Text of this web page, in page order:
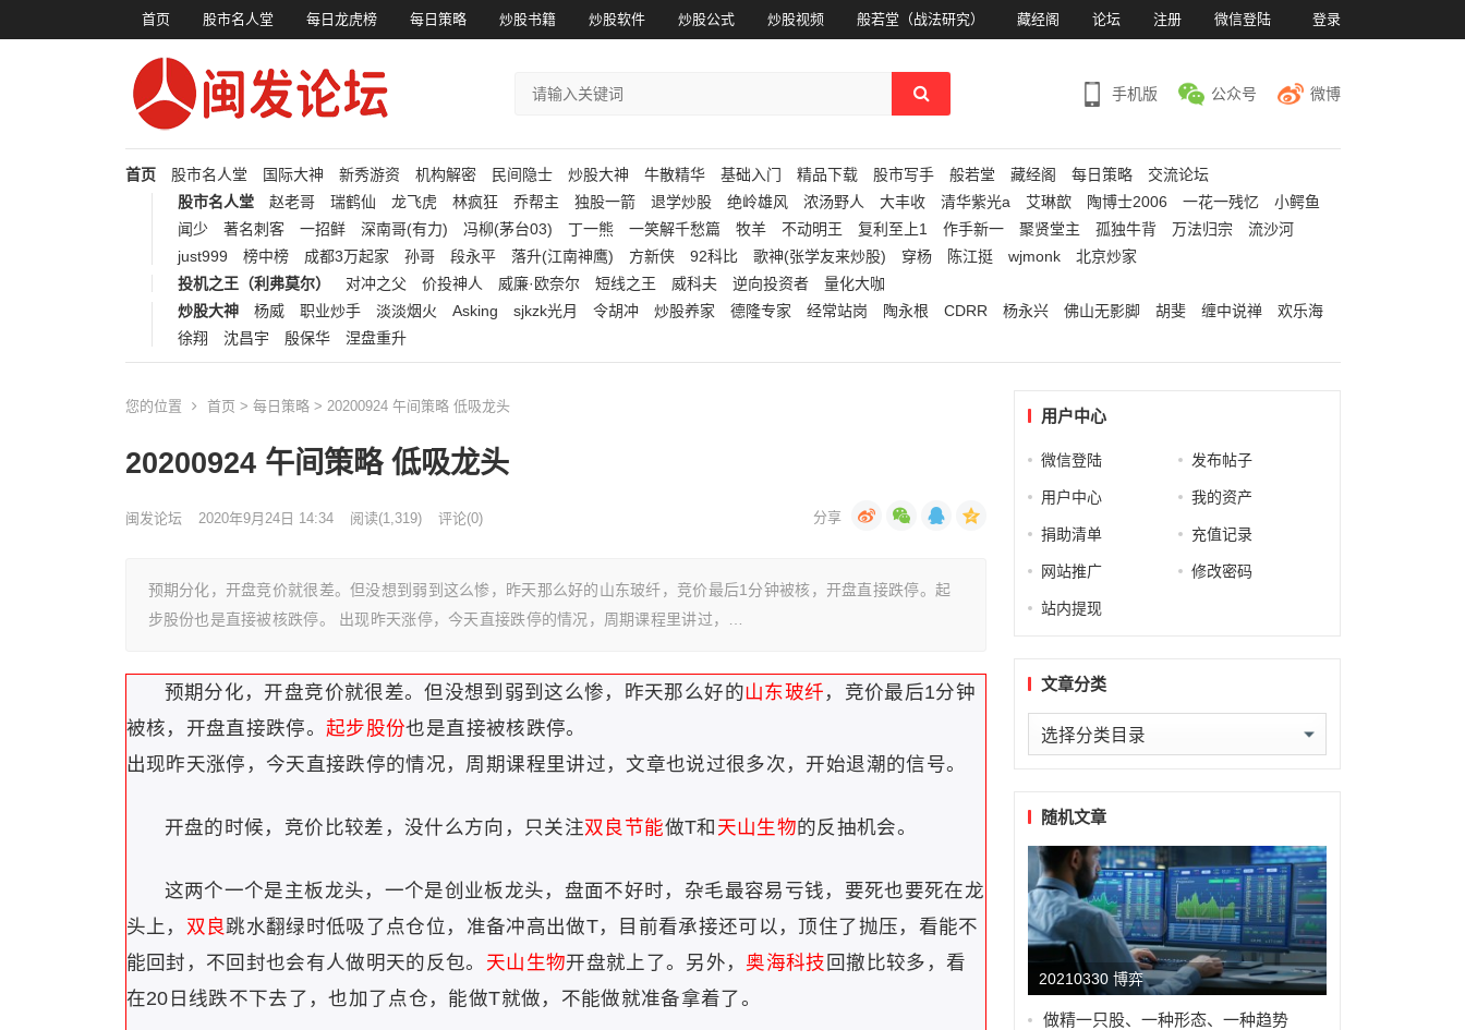
首页 股市名人堂 每日龙虎榜 每日策略 炒股书籍 炒股软件 炒股公式 炒股视频 般若堂（战法研究） 藏经阁 论坛 注册 微信登陆 登录
手机版 公众号 微博
首页 股市名人堂 国际大神 新秀游资 机构解密 民间隐士 炒股大神 牛散精华 基础入门 精品下载 股市写手 般若堂 藏经阁 每日策略
交流论坛
股市名人堂
赵老哥 瑞鹤仙 龙飞虎 林疯狂 乔帮主 独股一箭 退学炒股 绝岭雄风 浓汤野人 大丰收 清华紫光a 艾琳歆 陶博士2006 一花一残忆
小鳄鱼
闻少
著名刺客 一招鲜 深南哥(有力) 冯柳(茅台03) 丁一熊 一笑解千愁篇 牧羊 不动明王 复利至上1 作手新一 聚贤堂主 孤独牛背 万法归宗
流沙河
just999
榜中榜 成都3万起家 孙哥 段永平 落升(江南神鹰) 方新侠 92科比 歌神(张学友来炒股) 穿杨 陈江挺 wjmonk
北京炒家
投机之王（利弗莫尔）
对冲之父 价投神人 威廉·欧奈尔 短线之王 威科夫 逆向投资者
量化大咖
炒股大神
杨威 职业炒手 淡淡烟火 Asking sjkzk光月 令胡冲 炒股养家 德隆专家 经常站岗 陶永根 CDRR 杨永兴 佛山无影脚 胡斐 缠中说禅
欢乐海
徐翔
沈昌宇 殷保华 涅盘重升
您的位置 首页 > 每日策略 > 20200924 午间策略 低吸龙头
20200924 午间策略 低吸龙头
闽发论坛 2020年9月24日 14:34 阅读(1,319) 评论(0)
预期分化，开盘竞价就很差。但没想到弱到这么惨，昨天那么好的山东玻纤，竞价最后1分钟被核，开盘直接跌停。起
步股份也是直接被核跌停。 出现昨天涨停，今天直接跌停的情况，周期课程里讲过，…
预期分化，开盘竞价就很差。但没想到弱到这么惨，昨天那么好的山东玻纤 ，竞价最后1分钟
被核，开盘直接跌停。起步股份也是直接被核跌停。
出现昨天涨停，今天直接跌停的情况，周期课程里讲过，文章也说过很多次，开始退潮的信号。
开盘的时候，竞价比较差，没什么方向，只关注双良节能做T和 天山生物的反抽机会。
这两个一个是主板龙头，一个是创业板龙头，盘面不好时，杂毛最容易亏钱，要死也要死在龙
头上， 双良跳水翻绿时低吸了点仓位，准备冲高出做T，目前看承接还可以，顶住了抛压，看能不
能回封，不回封也会有人做明天的反包。 天山生物开盘就上了。另外， 奥海科技 回撤比较多，看
在20日线跌不下去了，也加了点仓 ，能做T就做，不能做就准备拿着了。
用户中心
微信登陆 发布帖子
用户中心 我的资产
捐助清单 充值记录
网站推广 修改密码
站内提现
文章分类
文
章
类随机文章
20210330 博弈
做精一只股、一种形态、一种趋势